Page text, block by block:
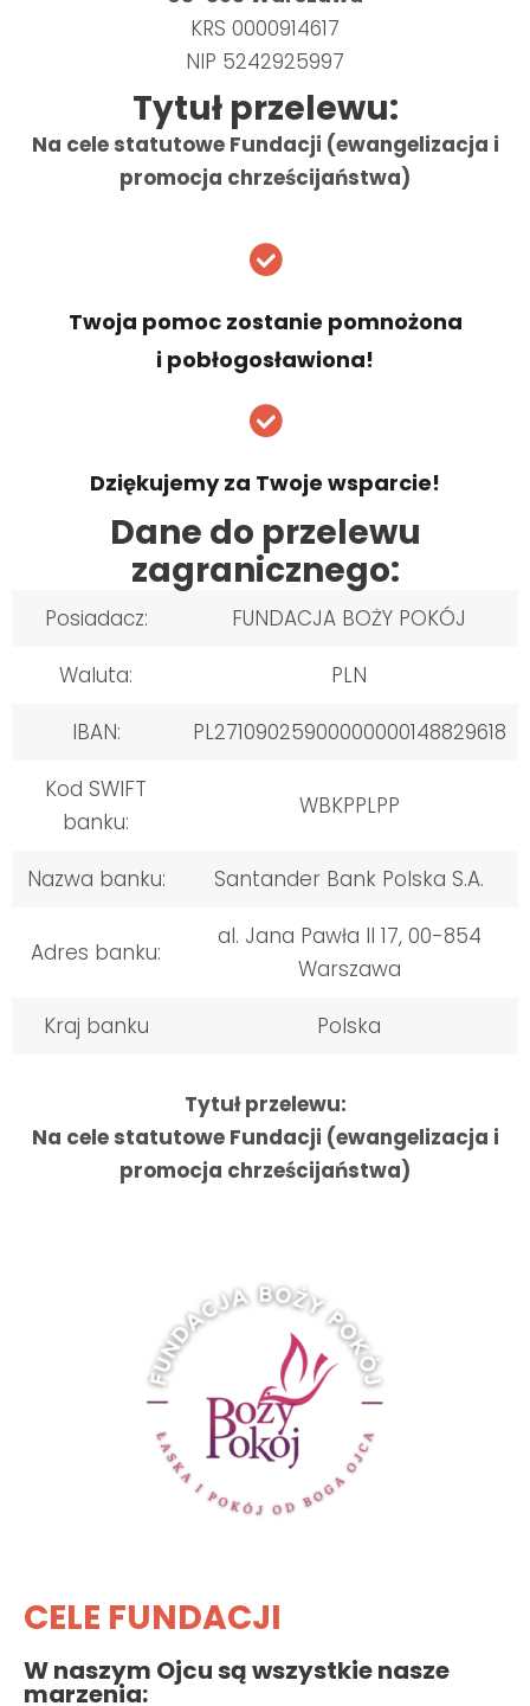
KRS 0000914617
NIP 5242925997
Tytuł przelewu:
Na cele statutowe Fundacji (ewangelizacja i
promocja chrześcijaństwa)
Twoja pomoc zostanie pomnożona
i pobłogosławiona!
Dziękujemy za Twoje wsparcie!
Dane do przelewu
zagranicznego:
Posiadacz:
FUNDACJA BOŻY POKÓJ
Waluta:
PLN
IBAN:
PL27109025900000000148829618
Kod SWIFT
banku:
WBKPPLPP
Nazwa banku: Santander Bank Polska S.A.
Adres banku:
al. Jana Pawła II 17, 00-854
Warszawa
Kraj banku
Polska
Tytuł przelewu:
Na cele statutowe Fundacji (ewangelizacja i
promocja chrześcijaństwa)
CELE FUNDACJI
W naszym Ojcu są wszystkie nasze
marzenia: